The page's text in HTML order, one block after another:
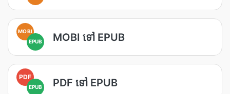
MOBI
EPUB
MOBI ទៅ EPUB
PDF
EPUB PDF ទៅ EPUB